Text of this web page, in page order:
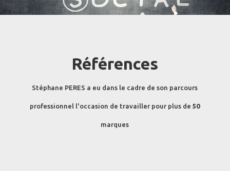
Références
Stéphane PERES a eu dans le cadre de son parcours
professionnel l'occasion de travailler pour plus de50
marques